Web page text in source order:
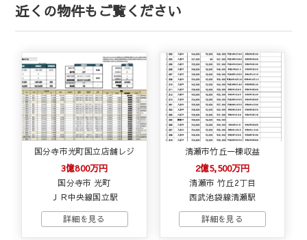
近くの物件もご覧ください
国分寺市光町国立店舗レジ
3億800万円
国分寺市 光町
ＪＲ中央線国立駅
清瀬市竹丘一棟収益
2億5,500万円
清瀬市 竹丘2丁目
西武池袋線清瀬駅